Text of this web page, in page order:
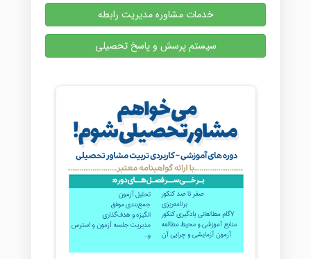
خدمات مشاوره مدیریت رابطه
سیستم پرسش و پاسخ تحصیلی